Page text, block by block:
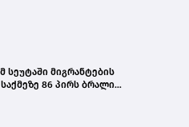
სეუტაში მიგრანტების
86 პირს ბრალი